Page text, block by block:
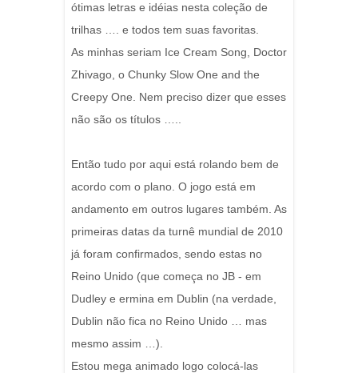
ótimas letras e idéias nesta coleção de
trilhas …. e todos tem suas favoritas.
As minhas seriam Ice Cream Song, Doctor
Zhivago, o Chunky Slow One and the
Creepy One. Nem preciso dizer que esses
não são os títulos …..
Então tudo por aqui está rolando bem de
acordo com o plano. O jogo está em
andamento em outros lugares também. As
primeiras datas da turnê mundial de 2010
já foram confirmados, sendo estas no
Reino Unido (que começa no JB - em
Dudley e ermina em Dublin (na verdade,
Dublin não fica no Reino Unido … mas
mesmo assim …).
Estou mega animado logo colocá-las